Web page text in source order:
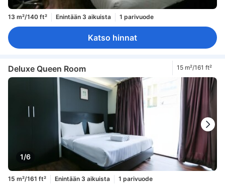
13 m²/140 ft² Enintään 3 aikuista 1 parivuode
Katso hinnat
Deluxe Queen Room 15 m²/161 ft²
1/6
15 m²/161 ft² Enintään 3 aikuista
1 parivuode